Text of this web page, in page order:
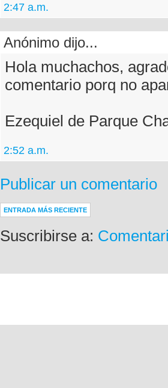
2:47 a.m.
Anónimo dijo...
Hola muchachos,
comentario porq no
Ezequiel de Parque
2:52 a.m.
Publicar un comentario
ENTRADA MÁS RECIENTE
Suscribirse a: